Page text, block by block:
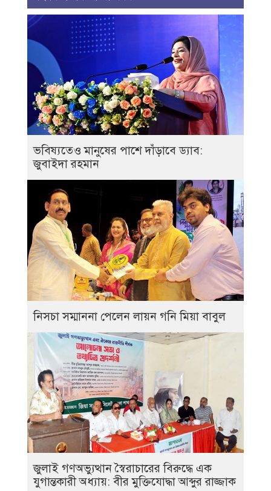
ভবিষ্যতেও মানুষের পাশে দাঁড়াবে ড্যাব:
জুবাইদা রহমান
নিসচা সম্মাননা পেলেন লায়ন গনি মিয়া বাবুল
জুলাই গণঅভ্যুত্থান স্বৈরাচারের বিরুদ্ধে এক
যুগান্তকারী অধ্যায়: বীর মুক্তিযোদ্ধা আব্দুর রাজ্জাক